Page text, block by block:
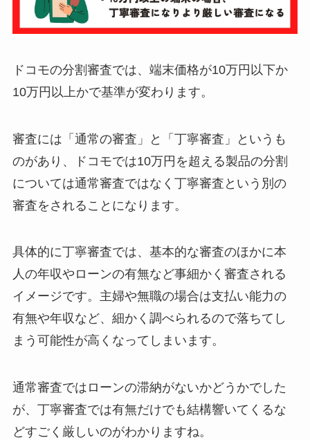
ドコモの分割審査では、端末価格が10万円以下か
10万円以上かで基準が変わります。
審査には「通常の審査」と「丁寧審査」というも
のがあり、ドコモでは10万円を超える製品の分割
については通常審査ではなく丁寧審査という別の
審査をされることになります。
具体的に丁寧審査では、基本的な審査のほかに本
人の年収やローンの有無など事細かく審査される
イメージです。主婦や無職の場合は支払い能力の
有無や年収など、細かく調べられるので落ちてし
まう可能性が高くなってしまいます。
通常審査ではローンの滞納がないかどうかでした
が、丁寧審査では有無だけでも結構響いてくるな
どすごく厳しいのがわかりますね。